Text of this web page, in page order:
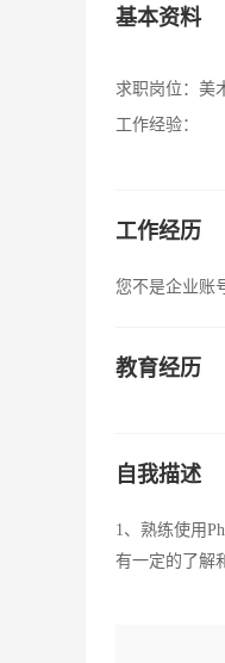
基本资料
求职岗位： 美
工作经验：
工作经历
您不是企业账
教育经历
自我描述
1、熟练使用
有一定的了解